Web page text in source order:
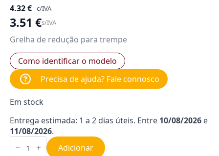
4.32€ c/IVA
3.51 €s/IVA
Grelha de redução para trempe
Como identificar o modelo
Precisa de ajuda? Fale connosco
Em stock
Entrega estimada: 1 a 2 dias úteis. Entre 10/08/2026 e
11/08/2026.
Quantidade
de Adicionar